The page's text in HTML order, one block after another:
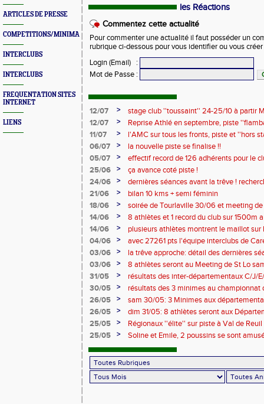
ARTICLES DE PRESSE
COMPETITIONS/MINIMAS/MEETINGS/ENGAGES
INTERCLUBS
INTERCLUBS
FREQUENTATION SITES
INTERNET
LIENS
les Réactions
Commentez cette actualité
Pour commenter une actualité il faut posséder un
rubrique ci-dessous pour vous identifier ou vous
Login (Email)
:
Mot de Passe :
12/07 >
stage club ''toussaint'' 24-25/10 à partir
12/07
>
Reprise Athlé en septembre, piste
complètes !!
11/07 >
l'AMC sur tous les fronts, piste et ''hors
06/07
>
la nouvelle piste se finalise !!
05/07
>
effectif record de 126 adhérents pour le
25/06
>
ça avance coté piste !
24/06
>
dernières séances avant la trêve !
2026/2027 !
21/06 >
bilan 10 kms + semi féminin
18/06
>
soirée de Tourlaville 30/06 et meeting
inscriptions
14/06 >
8 athlètes et 1 record du club sur 1500m
14/06
>
plusieurs athlètes montrent le maillot sur
04/06
>
avec 27261 pts l'équipe interclubs de
!!
03/06 >
la trêve approche: détail des dernières
entraineurs pour saison 2026/2027 !
03/06 >
8 athlètes seront au Meeting de St Lo
31/05
>
résultats des inter-départementaux C/J/
30/05
>
résultats des 3 minimes au championnat
26/05
>
sam 30/05: 3 Minimes aux
horaires modifiées !!
26/05 >
dim 31/05: 8 athlètes seront aux
à Caen !
25/05 >
Régionaux ''élite'' sur piste à Val de
conditions de participation
25/05 > Soline et Emile, 2 poussins se sont